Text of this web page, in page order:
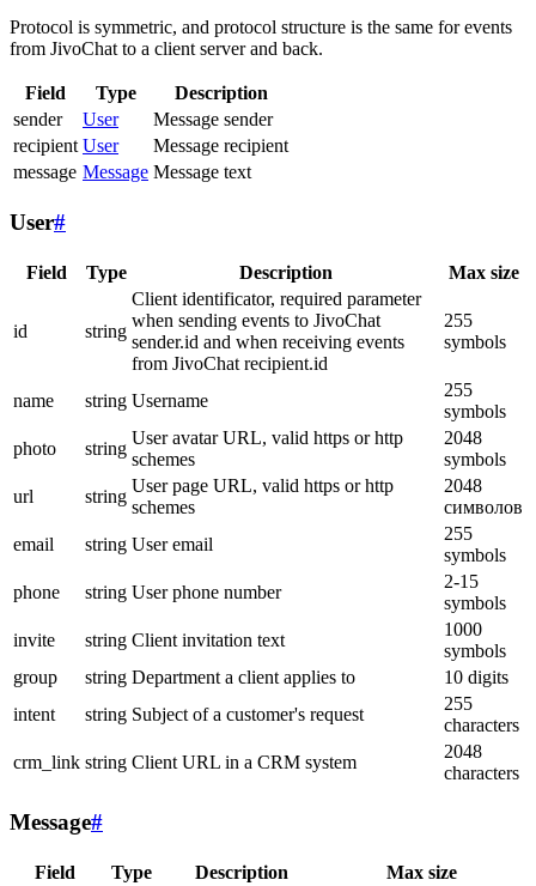
Protocol is symmetric, and protocol structure is the same for events
from JivoChat to a client server and back.
Field Type
Description
sender
User
Message sender
recipient User
Message recipient
message Message Message text
User#
Field Type Description Max size
id string
Client identificator, required parameter
when sending events to JivoChat
sender.id and when receiving events
from JivoChat recipient.id
255
symbols
name string Username
255
symbols
photo
string
User avatar URL, valid https or http
schemes
2048
symbols
url
string
User page URL, valid https or http
schemes
2048
символов
email
string User email
255
symbols
phone
string User phone number
2-15
symbols
invite
string Client invitation text
1000
symbols
group
string Department a client applies to
10 digits
intent
string Subject of a customer's request
255
characters
crm_link string Client URL in a CRM system
2048
characters
Message#
Field Type Description Max size